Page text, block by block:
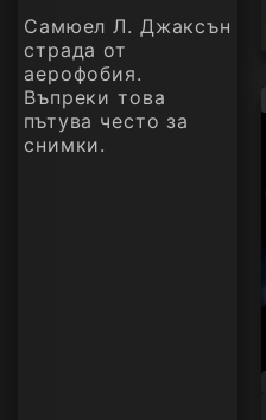
Самюел Л. Джаксън
страда от
аерофобия.
Въпреки това
пътува често за
снимки.